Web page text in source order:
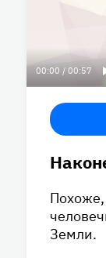
00:00 / 00:57
Земли.